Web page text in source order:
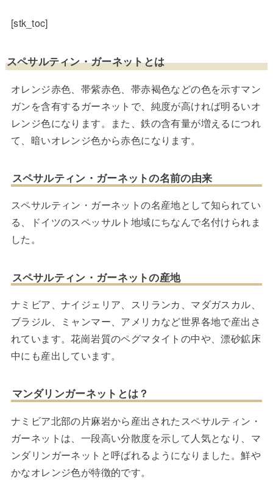
[stk_toc]
スペサルティン・ガーネットとは
オレンジ赤色、帯紫赤色、帯赤褐色などの色を示すマン
ガンを含有するガーネットで、純度が高ければ明るいオ
レンジ色になります。また、鉄の含有量が増えるにつれ
て、暗いオレンジ色から赤色になります。
スペサルティン・ガーネットの名前の由来
スペサルティン・ガーネットの名産地として知られてい
る、ドイツのスペッサルト地域にちなんで名付けられま
した。
スペサルティン・ガーネットの産地
ナミビア、ナイジェリア、スリランカ、マダガスカル、
ブラジル、ミャンマー、アメリカなど世界各地で産出さ
れています。花崗岩質のペグマタイトの中や、漂砂鉱床
中にも産出しています。
マンダリンガーネットとは？
ナミビア北部の片麻岩から産出されたスペサルティン・
ガーネットは、一段高い分散度を示して人気となり、マ
ンダリンガーネットと呼ばれるようになりました。鮮や
かなオレンジ色が特徴的です。